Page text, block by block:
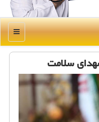
منو
سلامت